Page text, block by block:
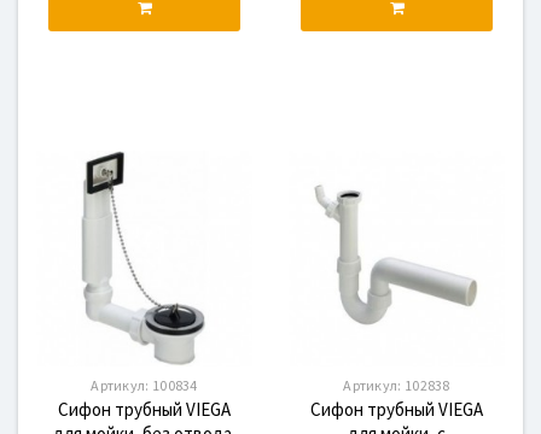
Артикул: 100834
Сифон трубный VIEGA
Артикул: 102838
Сифон трубный VIEGA